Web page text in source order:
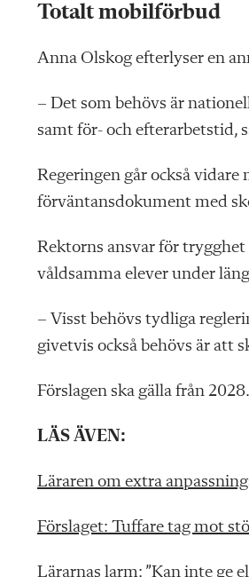
Totalt mobilförbud
Anna Olskog efterlyser en
– Det som behövs är
samt för- och efterarbetstid,
Regeringen går också vidare
förväntansdokument med
Rektorns ansvar för trygghet
våldsamma elever under
– Visst behövs tydliga
givetvis också behövs är att
Förslagen ska gälla från 2028.
LÄS ÄVEN:
Läraren om extra
Förslaget: Tuffare tag mot
Lärarnas larm: ”Kan inte ge